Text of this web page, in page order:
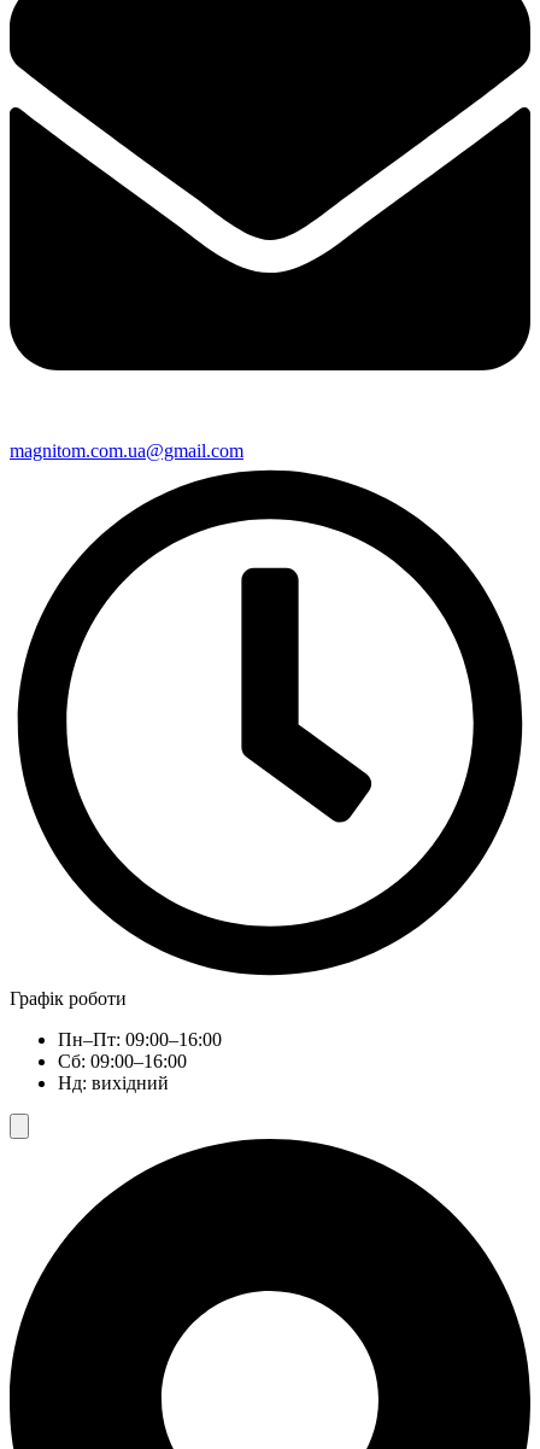
magnitom.com.ua@gmail.com
Графік роботи
Пн–Пт: 09:00–16:00
Сб: 09:00–16:00
Нд: вихідний